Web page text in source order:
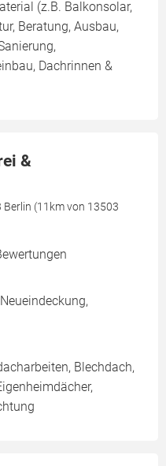
(z.B. Balkonsolar,
Beratung, Ausbau,
Dachrinnen &
&
(11km von 13503
Blechdach,